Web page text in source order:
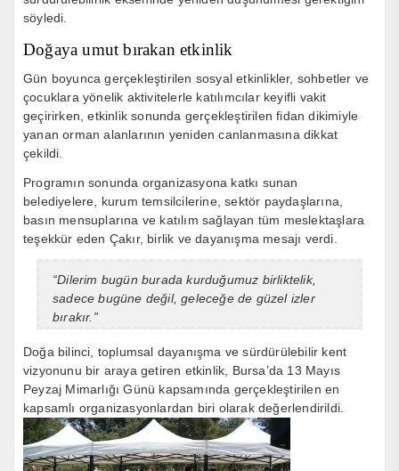
söyledi.
Doğaya umut bırakan etkinlik
Gün boyunca gerçekleştirilen sosyal etkinlikler, sohbetler ve
çocuklara yönelik aktivitelerle katılımcılar keyifli vakit
geçirirken, etkinlik sonunda gerçekleştirilen fidan dikimiyle
yanan orman alanlarının yeniden canlanmasına dikkat
çekildi.
Programın sonunda organizasyona katkı sunan
belediyelere, kurum temsilcilerine, sektör paydaşlarına,
basın mensuplarına ve katılım sağlayan tüm meslektaşlara
teşekkür eden Çakır, birlik ve dayanışma mesajı verdi.
“Dilerim bugün burada kurduğumuz birliktelik,
sadece bugüne değil, geleceğe de güzel izler
bırakır.”
Doğa bilinci, toplumsal dayanışma ve sürdürülebilir kent
vizyonunu bir araya getiren etkinlik, Bursa’da 13 Mayıs
Peyzaj Mimarlığı Günü kapsamında gerçekleştirilen en
kapsamlı organizasyonlardan biri olarak değerlendirildi.